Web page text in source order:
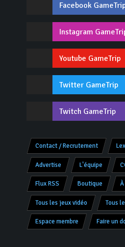
Facebook
Instagram
Youtube GameTrip
Twitter GameTrip
Twitch GameTrip
Contact / Recrutement
Advertise L'équipe
Flux RSS Boutique
Tous les jeux vidéo Tous
Espace membre Faire un